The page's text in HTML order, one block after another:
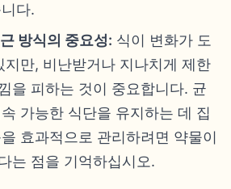
다.
방식의 중요성: 식이 변화가 도
지만, 비난받거나 지나치게 제한
을 피하는 것이 중요합니다. 균
가능한 식단을 유지하는 데 집
효과적으로 관리하려면 약물이
는 점을 기억하십시오.